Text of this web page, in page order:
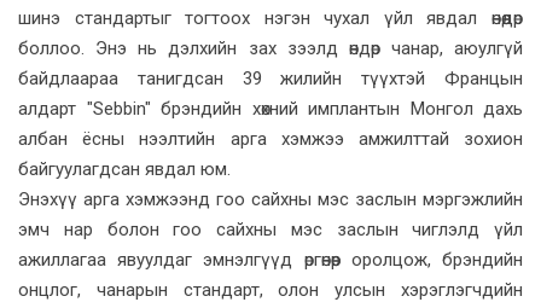
шинэ стандартыг тогтоох нэгэн чухал үйл явдал өнөөдөр
боллоо. Энэ нь дэлхийн зах зээлд өндөр чанар, аюулгүй
байдлаараа танигдсан 39 жилийн түүхтэй Францын
алдарт "Sebbin" брэндийн хөхний имплантын Монгол дахь
албан ёсны нээлтийн арга хэмжээ амжилттай зохион
байгуулагдсан явдал юм.
Энэхүү арга хэмжээнд гоо сайхны мэс заслын мэргэжлийн
эмч нар болон гоо сайхны мэс заслын чиглэлд үйл
ажиллагаа явуулдаг эмнэлгүүд өргөнөөр оролцож, брэндийн
онцлог, чанарын стандарт, олон улсын хэрэглэгчдийн